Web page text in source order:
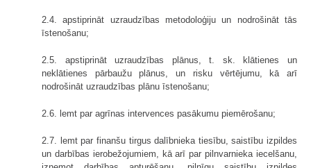
2.4. apstiprināt uzraudzības metodoloģiju un nodrošināt tās
īstenošanu;
2.5. apstiprināt uzraudzības plānus, t. sk. klātienes un
neklātienes pārbaužu plānus, un risku vērtējumu, kā arī
nodrošināt uzraudzības plānu īstenošanu;
2.6. lemt par agrīnas intervences pasākumu piemērošanu;
2.7. lemt par finanšu tirgus dalībnieka tiesību, saistību izpildes
un darbības ierobežojumiem, kā arī par pilnvarnieka iecelšanu,